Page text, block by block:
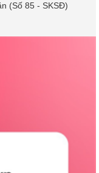
(Số 85 - SKSĐ)